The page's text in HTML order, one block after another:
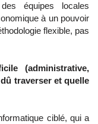
équipes locales
à un pouvoir
flexible, pas
(administrative,
traverser et quelle
ciblé, qui a